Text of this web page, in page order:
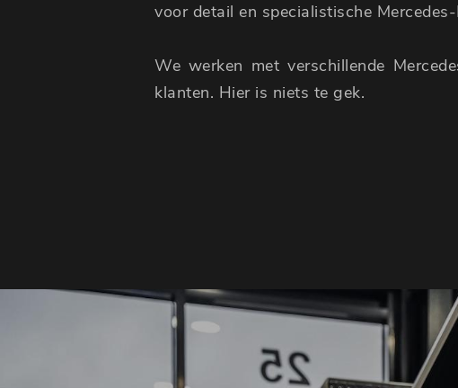
voor detail en specialistische
We werken met verschillende
klanten. Hier is niets te gek.